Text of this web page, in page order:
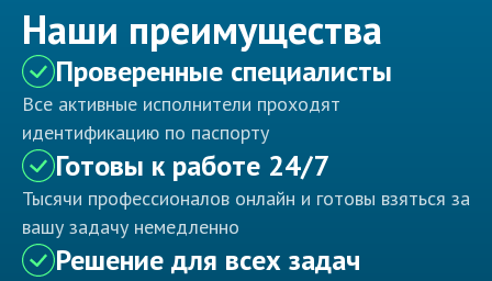
Наши преимущества
Проверенные специалисты
Все активные исполнители проходят
идентификацию по паспорту
Готовы к работе 24/7
Тысячи профессионалов онлайн и готовы взяться за
вашу задачу немедленно
Решение для всех задач